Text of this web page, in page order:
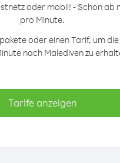
oder mobil! - Schon ab
pro Minute.
oder einen Tarif, um
nach Malediven zu
Tarife anzeigen